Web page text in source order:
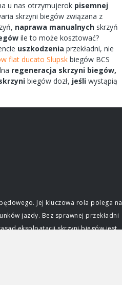
u nas otrzymujerok pisemnej
skrzyni biegów związana z
naprawa manualnych skrzyń
ile to może kosztować?
uszkodzenia przekładni, nie
fiat ducato Slupsk biegów BCS
regeneracja skrzyni biegów,
biegów dozł, jeśli wystąpią
Jej kluczowa rola polega na
jazdy. Bez sprawnej przekładni
eksploatacji skrzyni biegów jest